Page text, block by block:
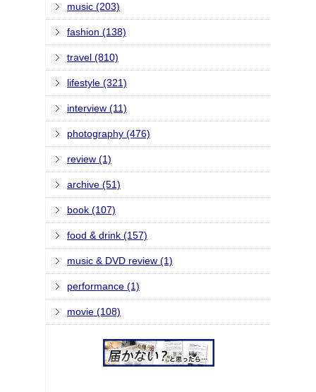
music (203)
fashion (138)
travel (810)
lifestyle (321)
interview (11)
photography (476)
review (1)
archive (51)
book (107)
food & drink (157)
music & DVD review (1)
performance (1)
movie (108)